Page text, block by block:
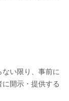
い限り、事前に
開示・提供する